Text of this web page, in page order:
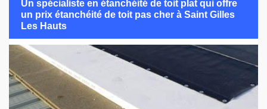
Un spécialiste en étanchéité de toit plat qui offre
un prix étanchéité de toit pas cher à Saint Gilles
Les Hauts